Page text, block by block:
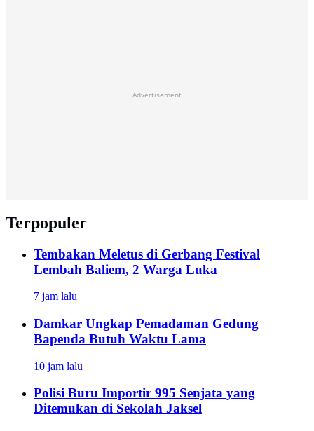
Advertisement
Terpopuler
Tembakan Meletus di Gerbang Festival
Lembah Baliem, 2 Warga Luka
7 jam lalu
Damkar Ungkap Pemadaman Gedung
Bapenda Butuh Waktu Lama
10 jam lalu
Polisi Buru Importir 995 Senjata yang
Ditemukan di Sekolah Jaksel